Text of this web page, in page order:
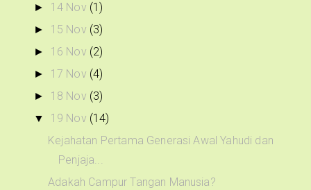
► 14 Nov (1)
► 15 Nov (3)
► 16 Nov (2)
► 17 Nov (4)
► 18 Nov (3)
▼ 19 Nov (14)
Kejahatan Pertama Generasi Awal Yahudi dan
Penjaja...
Adakah Campur Tangan Manusia?